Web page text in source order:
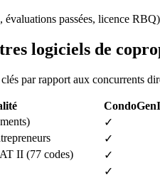
passées, licence
logiciels de
par rapport aux concurrents
✓
✓
II (77 codes)
✓
✓